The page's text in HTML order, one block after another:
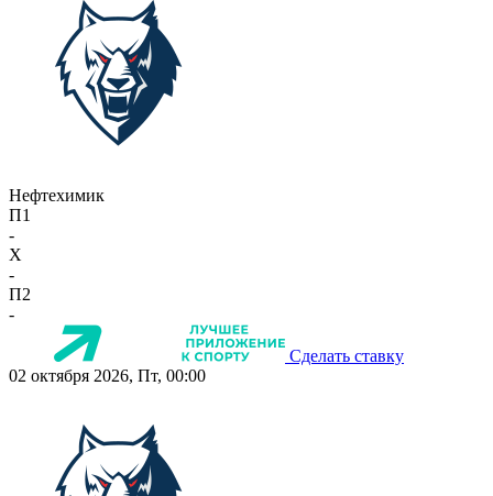
Нефтехимик
П1
-
X
-
П2
-
Сделать ставку
02 октября 2026, Пт, 00:00